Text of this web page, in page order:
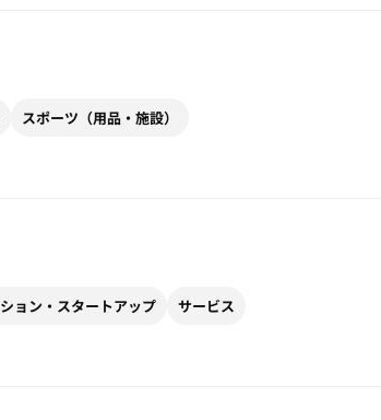
スポーツ（用品・施設）
ョン・スタートアップ サービス